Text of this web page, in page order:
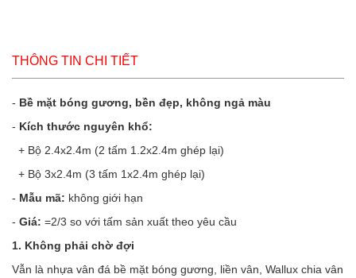
THÔNG TIN CHI TIẾT
- Bề mặt bóng gương, bền đẹp, không ngả màu
- Kích thước nguyên khổ:
+ Bộ 2.4x2.4m (2 tấm 1.2x2.4m ghép lại)
+ Bộ 3x2.4m (3 tấm 1x2.4m ghép lại)
- Mẫu mã: không giới hạn
- Giá: =2/3 so với tấm sản xuất theo yêu cầu
1. Không phải chờ đợi
Vẫn là nhựa vân đá bề mặt bóng gương, liền vân, Wallux chia vân